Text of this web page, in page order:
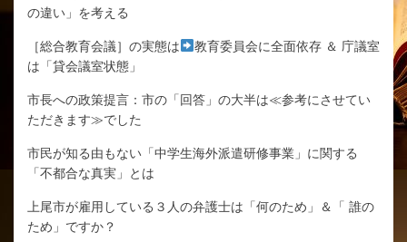
の違い」を考える
［総合教育会議］の実態は
教育委員会に全面依存 ＆ 庁議室
は「貸会議室状態」
市長への政策提言：市の「回答」の大半は≪参考にさせてい
ただきます≫でした
市民が知る由もない「中学生海外派遣研修事業」に関する
「不都合な真実」とは
上尾市が雇用している３人の弁護士は「何のため」＆「 誰の
ため」ですか？